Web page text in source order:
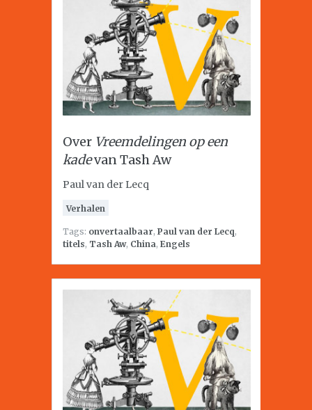
Over Vreemdelingen op een
kadevan Tash Aw
Paul van der Lecq
Verhalen
Tags: onvertaalbaar, Paul van der Lecq,
titels, Tash Aw, China, Engels